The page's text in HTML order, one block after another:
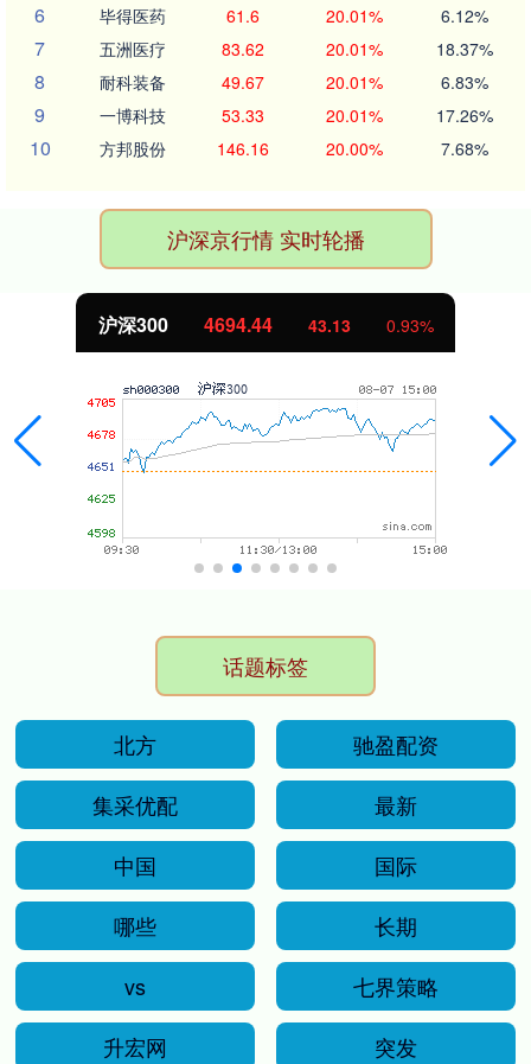
6 毕得医药 61.6 20.01% 6.12%
7 五洲医疗 83.62 20.01% 18.37%
8 耐科装备 49.67 20.01% 6.83%
9 一博科技 53.33 20.01% 17.26%
10 方邦股份 146.16 20.00% 7.68%
沪深京行情 实时轮播
沪深300 4694.44 43.13 0.93%
话题标签
北方
驰盈配资
集采优配
最新
中国
国际
哪些
长期
vs
七界策略
升宏网
突发